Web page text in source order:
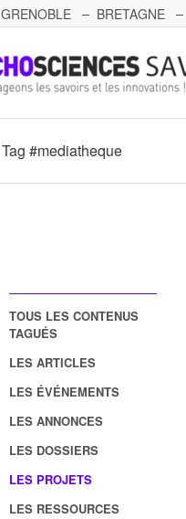
GRENOBLE BRETAGNE
Tag #mediatheque
TOUS LES CONTENUS
TAGUÉS
LES ARTICLES
LES ÉVÉNEMENTS
LES ANNONCES
LES DOSSIERS
LES PROJETS
LES RESSOURCES